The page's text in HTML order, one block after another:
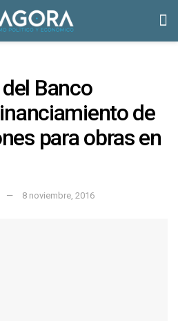
Banco
de
para obras en
8 noviembre, 2016